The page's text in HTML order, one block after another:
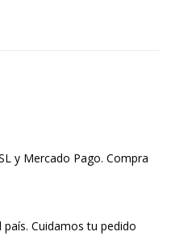
y Mercado Pago. Compra
Cuidamos tu pedido